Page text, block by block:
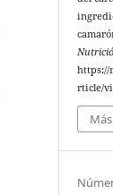
https://
rticle/